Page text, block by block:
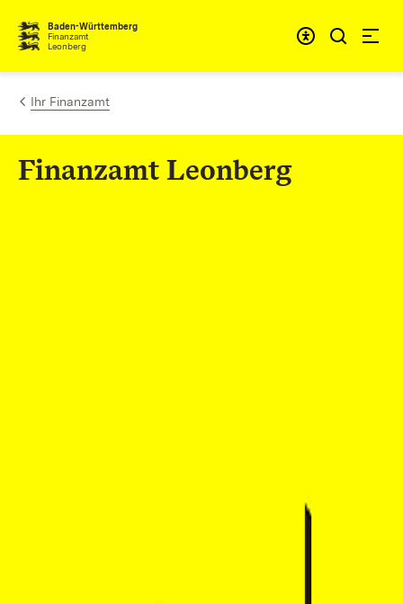
Zum Inhalt springen
Baden-Württemberg
Finanzamt
Leonberg
Ihr Finanzamt
Finanzamt Leonberg